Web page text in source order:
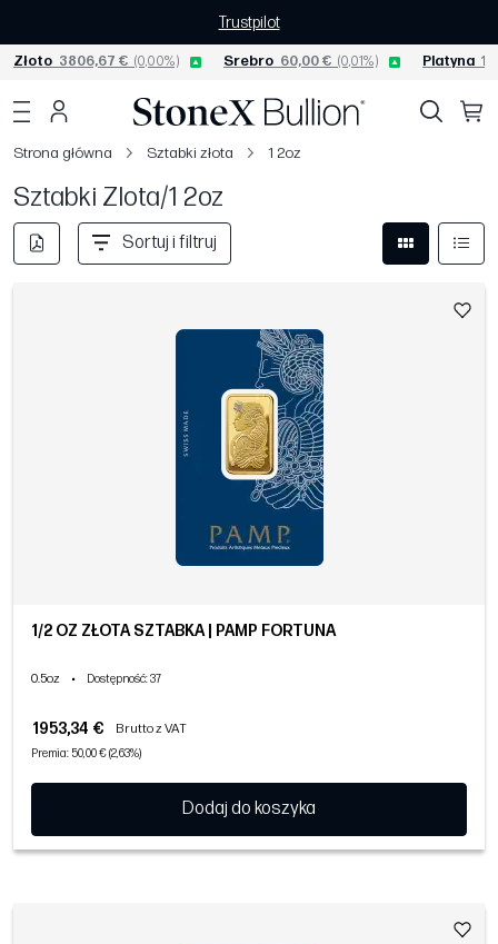
Trustpilot
Złoto 3806,67 € (0,00%) Srebro 60,00 € (0,01%) Platyna
Strona główna Sztabki złota 1 2oz
Sztabki Zlota/1 2oz
Sortuj i filtruj
1/2 OZ ZŁOTA SZTABKA | PAMP FORTUNA
0.5oz • Dostępność: 37
1953,34 € Brutto z VAT
Premia: 50,00 € (2,63%)
Dodaj do koszyka